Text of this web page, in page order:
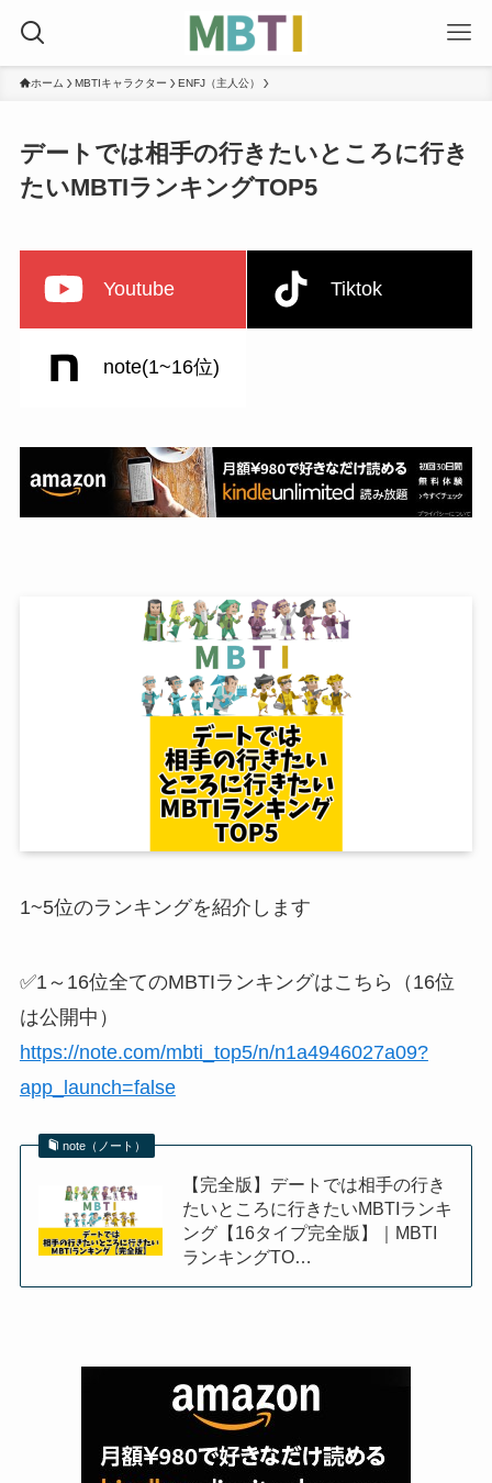
ホーム MBTIキャラクター ENFJ（主人公）
デートでは相手の行きたいところに行き
たいMBTIランキングTOP5
Youtube Tiktok
note(1~16位)
1~5位のランキングを紹介します
✅1～16位全てのMBTIランキングはこちら（16位
は公開中）
https://note.com/mbti_top5/n/n1a4946027a09?
app_launch=false
note（ノート）
【完全版】デートでは相手の行き
たいところに行きたいMBTIランキ
ング【16タイプ完全版】｜MBTI
ランキングTO…